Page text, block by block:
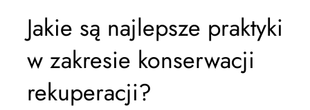
Jakie są najlepsze praktyki
w zakresie konserwacji
rekuperacji?